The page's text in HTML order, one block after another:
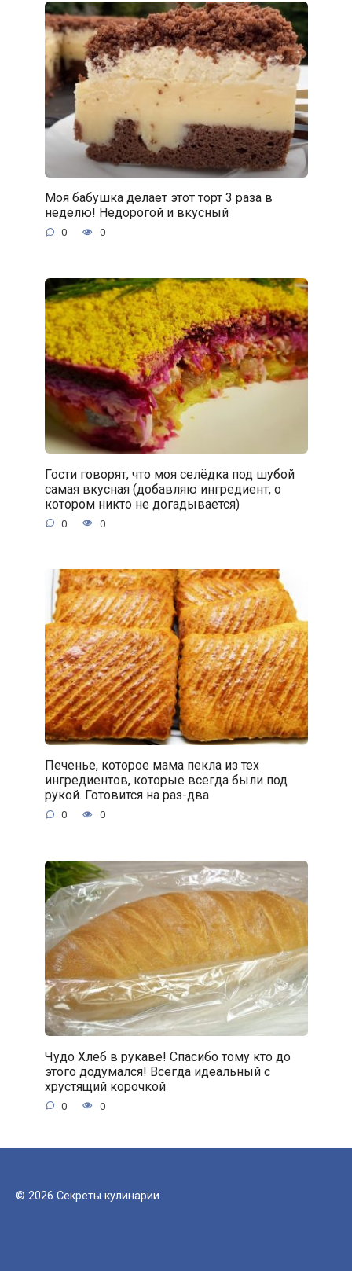
Моя бабушка делает этот торт 3 раза в
неделю! Недорогой и вкусный
0 0
Гости говорят, что моя селёдка под шубой
самая вкусная (добавляю ингредиент, о
котором никто не догадывается)
0 0
Печенье, которое мама пекла из тех
ингредиентов, которые всегда были под
рукой. Готовится на раз-два
0 0
Чудо Хлеб в рукаве! Спасибо тому кто до
этого додумался! Всегда идеальный с
хрустящий корочкой
0 0
© 2026 Секреты кулинарии